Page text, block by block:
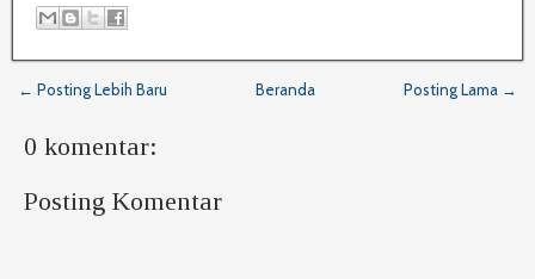
← Posting Lebih Baru Posting Lama →
Beranda
0 komentar:
Posting Komentar